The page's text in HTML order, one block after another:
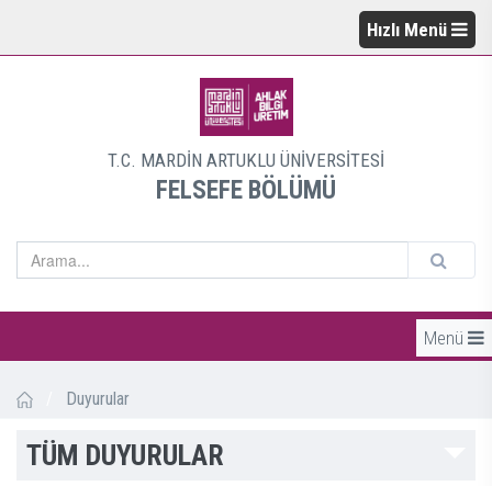
Hızlı Menü
T.C. MARDİN ARTUKLU ÜNİVERSİTESİ
FELSEFE BÖLÜMÜ
Menü
Duyurular
TÜM DUYURULAR